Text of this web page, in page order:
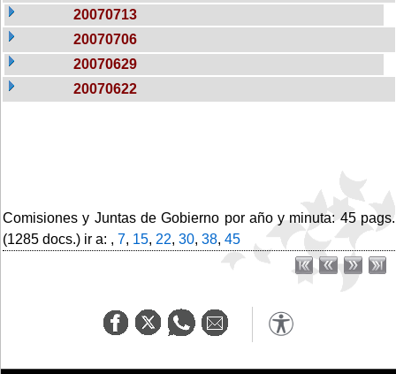
20070713
20070706
20070629
20070622
Comisiones y Juntas de Gobierno por año y minuta: 45 pags.
(1285 docs.) ir a: , 7, 15, 22, 30, 38, 45